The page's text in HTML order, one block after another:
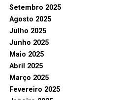
Setembro 2025
Agosto 2025
Julho 2025
Junho 2025
Maio 2025
Abril 2025
Março 2025
Fevereiro 2025